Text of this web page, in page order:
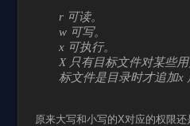
r 可读。
w 可写。
x 可执行。
X 只有目标文件对某些
标文件是目录时才追加x
原来大写和小写的X对应的权限